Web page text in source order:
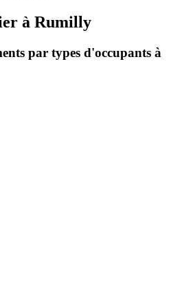
à Rumilly
par types d'occupants à